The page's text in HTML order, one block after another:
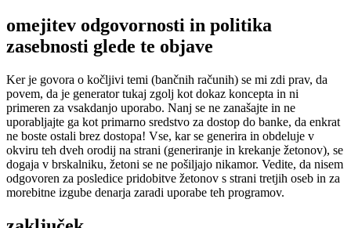
omejitev odgovornosti in politika
zasebnosti glede te objave
Ker je govora o kočljivi temi (bančnih računih) se mi zdi prav, da
povem, da je generator tukaj zgolj kot dokaz koncepta in ni
primeren za vsakdanjo uporabo. Nanj se ne zanašajte in ne
uporabljajte ga kot primarno sredstvo za dostop do banke, da enkrat
ne boste ostali brez dostopa! Vse, kar se generira in obdeluje v
okviru teh dveh orodij na strani (generiranje in krekanje žetonov), se
dogaja v brskalniku, žetoni se ne pošiljajo nikamor. Vedite, da nisem
odgovoren za posledice pridobitve žetonov s strani tretjih oseb in za
morebitne izgube denarja zaradi uporabe teh programov.